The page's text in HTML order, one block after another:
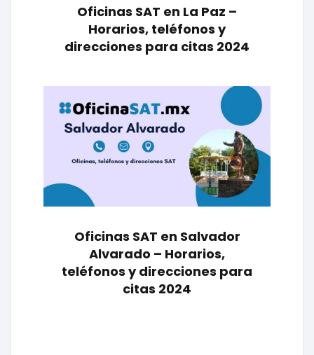
Oficinas SAT en La Paz –
Horarios, teléfonos y
direcciones para citas 2024
Oficinas SAT en Salvador
Alvarado – Horarios,
teléfonos y direcciones para
citas 2024